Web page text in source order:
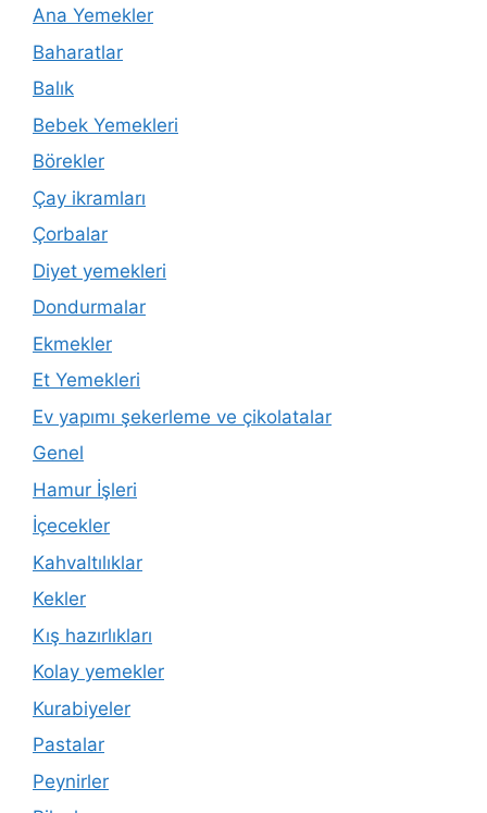
Ana Yemekler
Baharatlar
Balık
Bebek Yemekleri
Börekler
Çay ikramları
Çorbalar
Diyet yemekleri
Dondurmalar
Ekmekler
Et Yemekleri
Ev yapımı şekerleme ve çikolatalar
Genel
Hamur İşleri
İçecekler
Kahvaltılıklar
Kekler
Kış hazırlıkları
Kolay yemekler
Kurabiyeler
Pastalar
Peynirler